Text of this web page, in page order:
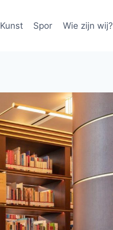
Kunst Spor Wie zijn wij?